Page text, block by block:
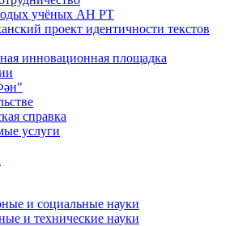
учёных АН РТ
проект идентичности текстов
инновационная площадка
справка
услуги
и социальные науки
и технические науки